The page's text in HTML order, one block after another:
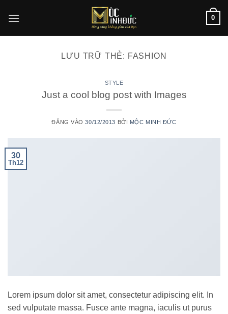
qua
0
LƯU TRỮ THẺ: FASHION
STYLE
Just a cool blog post with Images
ĐĂNG VÀO30/12/2013 BỞI MỘC MINH ĐỨC
30
Th12
Lorem ipsum dolor sit amet, consectetur adipiscing elit. In
sed vulputate massa. Fusce ante magna, iaculis ut purus